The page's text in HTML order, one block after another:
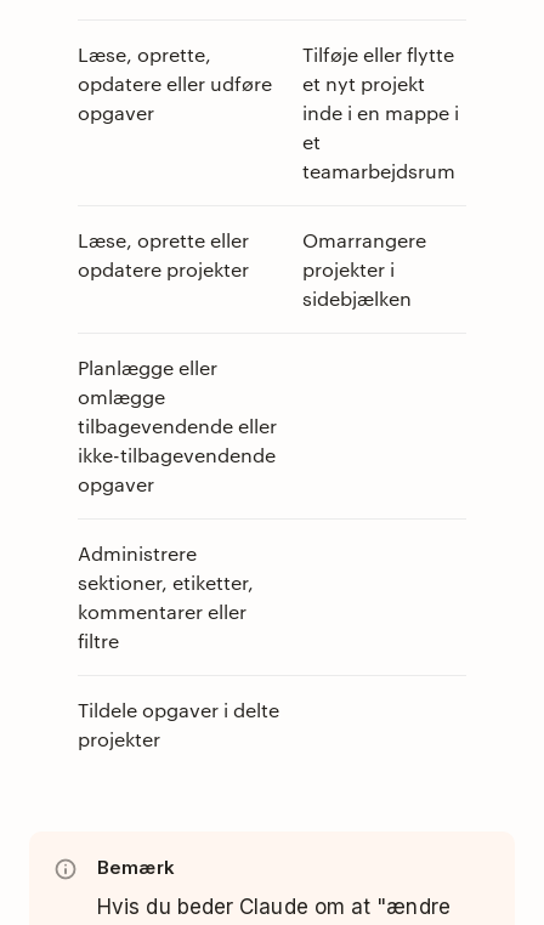
Læse, oprette,
opdatere eller udføre
opgaver
Tilføje eller flytte
et nyt projekt
inde i en mappe i
et
teamarbejdsrum
Læse, oprette eller
opdatere projekter
Omarrangere
projekter i
sidebjælken
Planlægge eller
omlægge
tilbagevendende eller
ikke-tilbagevendende
opgaver
Administrere
sektioner, etiketter,
kommentarer eller
filtre
Tildele opgaver i delte
projekter
Bemærk
Hvis du beder Claude om at "ændre